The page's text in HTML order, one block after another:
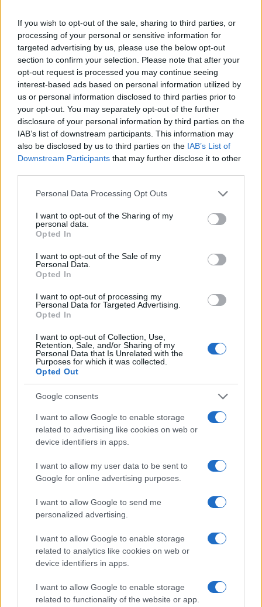
If you wish to opt-out of the sale, sharing to third parties, or
processing of your personal or sensitive information for
targeted advertising by us, please use the below opt-out
section to confirm your selection. Please note that after your
opt-out request is processed you may continue seeing
interest-based ads based on personal information utilized by
us or personal information disclosed to third parties prior to
your opt-out. You may separately opt-out of the further
disclosure of your personal information by third parties on the
IAB’s list of downstream participants. This information may
also be disclosed by us to third parties on the IAB’s List of
Downstream Participants that may further disclose it to other
Please note that this website/app uses one or more Google
not limited to your visit or usage behaviour. You may click to
grant or deny consent to Google and its third-party tags to
use your data for below specified purposes in below Google
consent section.
Personal Data Processing Opt Outs
I want to opt-out of the Sharing of my
personal data.
Opted In
I want to opt-out of the Sale of my
Personal Data.
Opted In
I want to opt-out of processing my
Personal Data for Targeted Advertising.
Opted In
I want to opt-out of Collection, Use,
Retention, Sale, and/or Sharing of my
Personal Data that Is Unrelated with the
Purposes for which it was collected.
Opted Out
Google consents
I want to allow Google to enable storage
related to advertising like cookies on web or
device identifiers in apps.
I want to allow my user data to be sent to
Google for online advertising purposes.
I want to allow Google to send me
personalized advertising.
I want to allow Google to enable storage
related to analytics like cookies on web or
device identifiers in apps.
I want to allow Google to enable storage
related to functionality of the website or app.
továbbképzésekkel erősít a Gál Ferenc
Egyetem
Országos hírek
A lakosságra is fontos szerep hárul a
szúnyoginvázió elkerülésében
Országos hírek
Itt az ÉVOSZ megoldása a hőhullámok és
az energiakrízis kezelésére
Országos hírek
Miért éri meg Afrikában utat építeni?
Kihívások labirintusában
HÍRLEVÉL
E-mail cím
Feliratkozom a hírlevélre és elfogadom az
FELIRATKOZÁS
Országos hírek
Túlfogyasztás napja - július 30-ra felhasználta az
emberiség a Föld egész évre elegendő erőforrásait
Ma van idén a túlfogyasztás világnapja: az emberiség eddigre